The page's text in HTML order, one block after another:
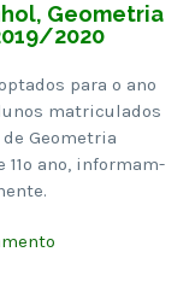
Geometria
2020
para o ano
matriculados
Geometria
11º ano, informam-